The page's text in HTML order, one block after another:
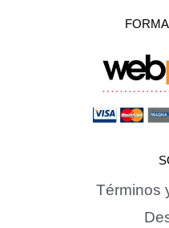
Términos